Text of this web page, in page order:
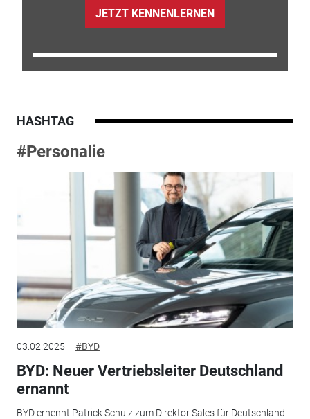
JETZT KENNENLERNEN
HASHTAG
#Personalie
03.02.2025 #BYD
BYD: Neuer Vertriebsleiter Deutschland
ernannt
BYD ernennt Patrick Schulz zum Direktor Sales für Deutschland.